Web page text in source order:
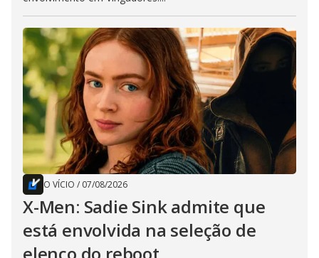
O VÍCIO / 07/08/2026
X-Men: Sadie Sink admite que
está envolvida na seleção de